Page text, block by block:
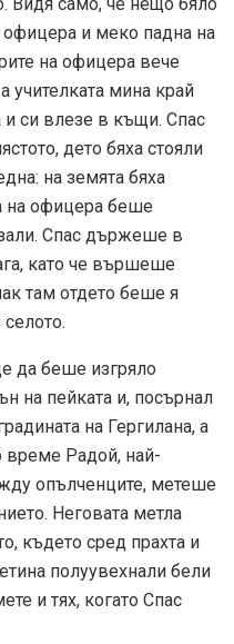
само, че нещо бяло
и меко падна на
на офицера вече
учителката мина край
и си влезе в къщи. Спас
дето бяха стояли
на земята бяха
на офицера беше
Спас държеше в
като че вършеше
там отдето беше я
да беше изгряло
на пейката и, посърнал
на Гергилана, а
време Радой, най-
опълченците, метеше
Неговата метла
където сред прахта и
полуувехнали бели
и тях, когато Спас